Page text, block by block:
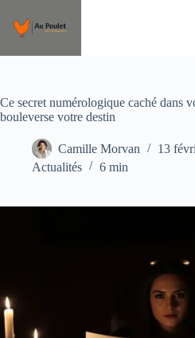
contenu
Ce secret numérologique caché dans
bouleverse votre destin
Camille Morvan
13
Actualités
6 min